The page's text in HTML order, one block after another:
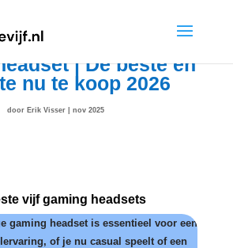
| De beste en
nu te koop 2026
door Erik Visser |nov 2025
vijf gaming headsets
gaming headset is essentieel voor een
of je nu casual speelt of een